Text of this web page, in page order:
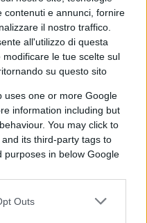
contenuti e annunci, fornire
il nostro traffico.
all'utilizzo di questa
le tue scelte sul
su questo sito
uses one or more Google
information including but
You may click to
its third-party tags to
purposes in below Google
Outs
con quali editori
della clausola
anche
e riportato la
Stato